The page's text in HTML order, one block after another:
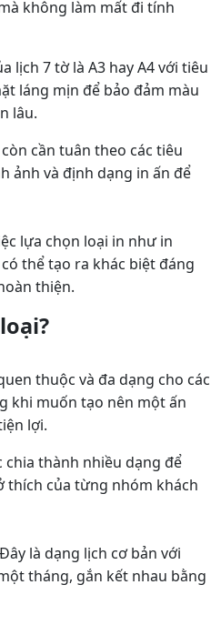
không làm mất đi tính
lịch 7 tờ là A3 hay A4 với tiêu
láng mịn để bảo đảm màu
lâu.
cần tuân theo các tiêu
ảnh và định dạng in ấn để
lựa chọn loại in như in
thể tạo ra khác biệt đáng
thiện.
thuộc và đa dạng cho các
khi muốn tạo nên một ấn
lợi.
thành nhiều dạng để
thích của từng nhóm khách
là dạng lịch cơ bản với
tháng, gắn kết nhau bằng